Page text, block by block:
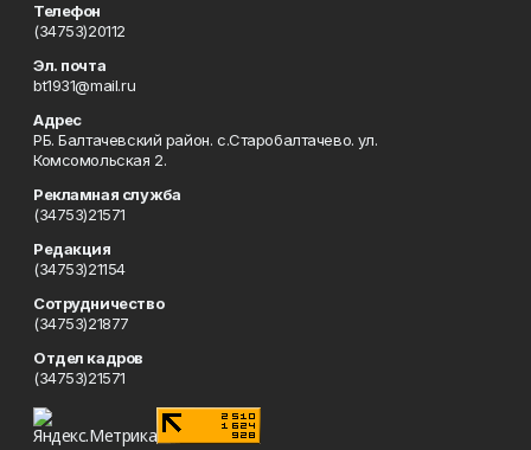
Телефон
(34753)20112
Эл. почта
bt1931@mail.ru
Адрес
РБ. Балтачевский район. с.Старобалтачево. ул.
Комсомольская 2.
Рекламная служба
(34753)21571
Редакция
(34753)21154
Сотрудничество
(34753)21877
Отдел кадров
(34753)21571